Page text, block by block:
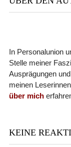
In Personalunion
Stelle meiner
Ausprägungen
meinen
über mich
KEINE